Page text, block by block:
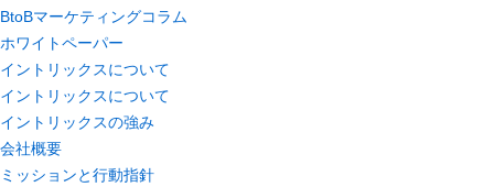
BtoBマーケティングコラム
ホワイトペーパー
イントリックスについて
イントリックスについて
イントリックスの強み
会社概要
ミッションと行動指針